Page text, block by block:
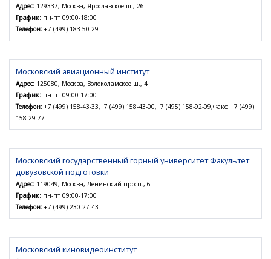
Адрес: 129337, Москва, Ярославское ш., 26
График: пн-пт 09:00-18:00
Телефон: +7 (499) 183-50-29
Московский авиационный институт
Адрес: 125080, Москва, Волоколамское ш., 4
График: пн-пт 09:00-17:00
Телефон: +7 (499) 158-43-33,+7 (499) 158-43-00,+7 (495) 158-92-09,Факс: +7 (499)
158-29-77
Московский государственный горный университет Факультет
довузовской подготовки
Адрес: 119049, Москва, Ленинский просп., 6
График: пн-пт 09:00-17:00
Телефон: +7 (499) 230-27-43
Московский киновидеоинститут